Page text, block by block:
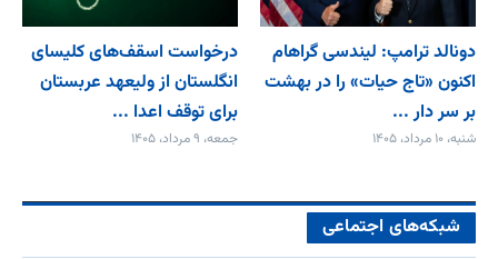
دونالد ترامپ: لیندسی گراهام
اکنون «تاج حیات» را در بهشت
بر سر دار ...
شنبه، ۱۰ مرداد، ۱۴۰۵
درخواست اسقف‌های کلیسای
انگلستان از ولیعهد عربستان
برای توقف اعدا ...
جمعه، ۹ مرداد، ۱۴۰۵
شبکه‌های اجتماعی